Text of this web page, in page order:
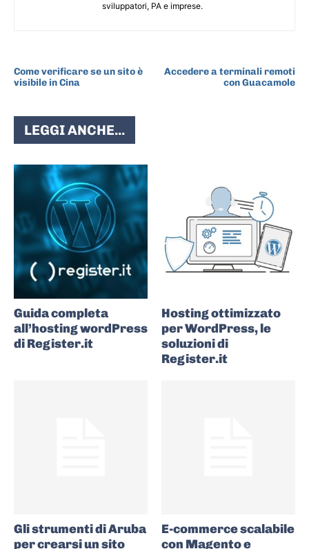
sviluppatori, PA e imprese.
Come verificare se un sito è
visibile in Cina
Accedere a terminali remoti
con Guacamole
LEGGI ANCHE...
Guida completa
all’hosting wordPress
di Register.it
Hosting ottimizzato
per WordPress, le
soluzioni di
Register.it
Gli strumenti di Aruba
per crearsi un sito
E-commerce scalabile
con Magento e